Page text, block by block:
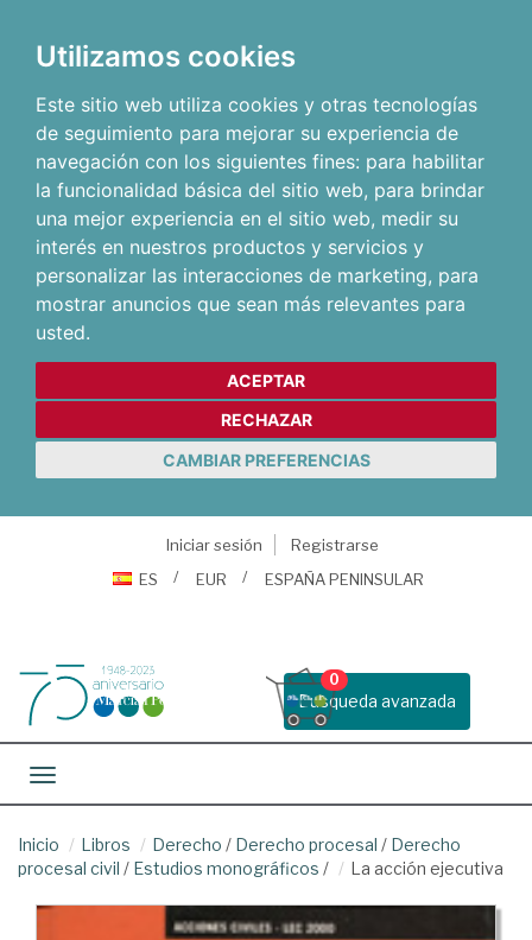
Utilizamos cookies
Este sitio web utiliza cookies y otras tecnologías
de seguimiento para mejorar su experiencia de
navegación con los siguientes fines: para habilitar
la funcionalidad básica del sitio web, para brindar
una mejor experiencia en el sitio web, medir su
interés en nuestros productos y servicios y
personalizar las interacciones de marketing, para
mostrar anuncios que sean más relevantes para
usted.
ACEPTAR
RECHAZAR
CAMBIAR PREFERENCIAS
Iniciar sesión
Registrarse
ES
EUR ESPAÑA PENINSULAR
Busqueda avanzada
0
Toggle navigation
Inicio Libros Derecho / Derecho procesal / Derecho
procesal civil / Estudios monográficos / La acción ejecutiva